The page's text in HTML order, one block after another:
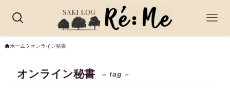
ホーム オンライン秘書
オンライン秘書 – tag –